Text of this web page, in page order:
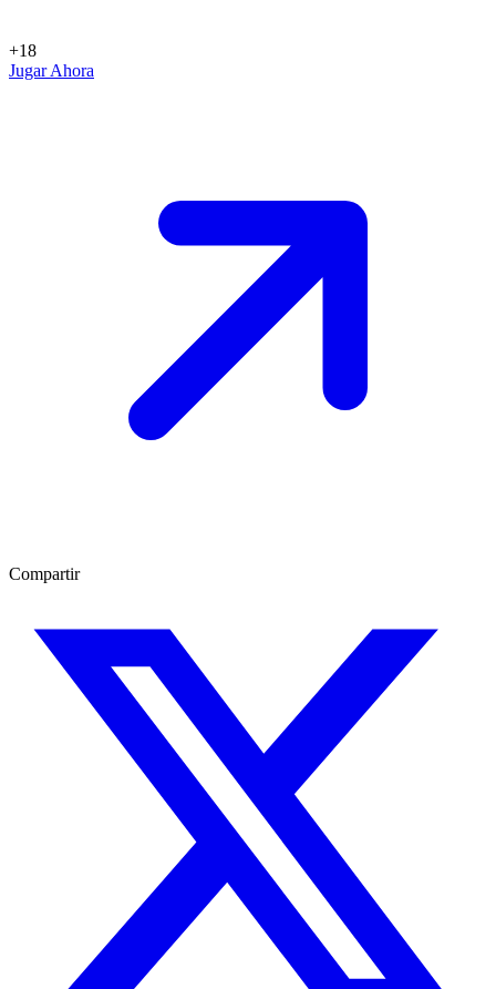
+18
Jugar Ahora
Compartir